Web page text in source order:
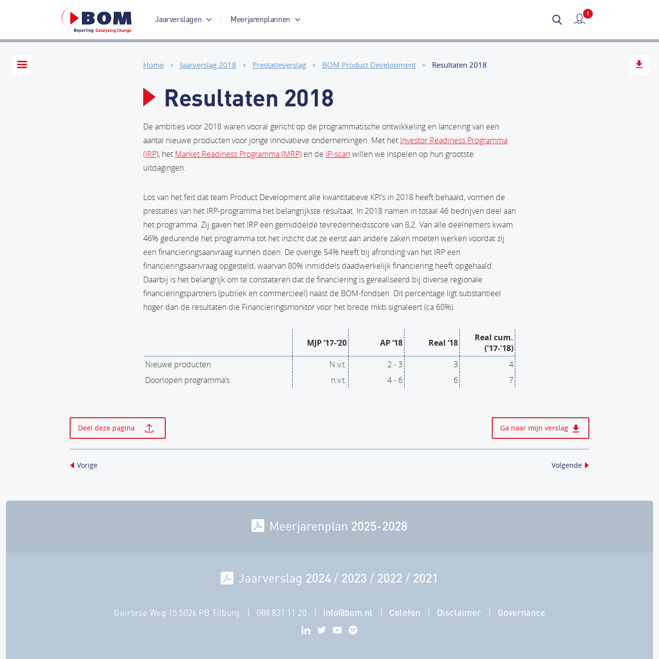
Jaarverslagen
Jaarverslag 2017
Meerjarenplannen
Meerjarenplan 2017-2020
Mijn verslag
1
Home Jaarverslag 2018 Prestatieverslag BOM Product Development Resultaten 2018
Resultaten 2018
De ambities voor 2018 waren vooral gericht op de programmatische ontwikkeling en lancering van een
aantal nieuwe producten voor jonge innovatieve ondernemingen. Met het Investor Readiness Programma
(IRP), het Market Readiness Programma (MRP) en de IP-scanwillen we inspelen op hun grootste
uitdagingen.
Los van het feit dat team Product Development alle kwantitatieve KPI’s in 2018 heeft behaald, vormen de
prestaties van het IRP-programma het belangrijkste resultaat. In 2018 namen in totaal 46 bedrijven deel aan
het programma. Zij gaven het IRP een gemiddelde tevredenheidsscore van 8,2. Van alle deelnemers kwam
46% gedurende het programma tot het inzicht dat ze eerst aan andere zaken moeten werken voordat zij
een financieringsaanvraag kunnen doen. De overige 54% heeft bij afronding van het IRP een
financieringsaanvraag opgesteld, waarvan 80% inmiddels daadwerkelijk financiering heeft opgehaald.
Daarbij is het belangrijk om te constateren dat de financiering is gerealiseerd bij diverse regionale
financieringspartners (publiek en commercieel) naast de BOM-fondsen. Dit percentage ligt substantieel
hoger dan de resultaten die Financieringsmonitor voor het brede mkb signaleert (ca 60%).
MJP ’17-‘20 AP ‘18 Real ‘18
Real cum.
('17-'18)
Nieuwe producten
N.v.t. 2 - 3 3
4
Doorlopen programma’s
n.v.t. 4 - 6 6 7
Deel deze pagina Ga naar mijn verslag
Vorige Volgende
Meerjarenplan 2025-2028
Jaarverslag 2024 / 2023 / 2022 / 2021
Goirlese Weg 15 5026 PB Tilburg 088 831 11 20 info@bom.nl Colofon Disclaimer Governance